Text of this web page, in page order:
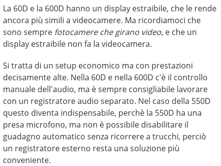
La 60D e la 600D hanno un display estraibile, che le rende
ancora più simili a videocamere. Ma ricordiamoci che
sono sempre fotocamere che girano video, e che un
display estraibile non fa la videocamera.
Si tratta di un setup economico ma con prestazioni
decisamente alte. Nella 60D e nella 600D c'è il controllo
manuale dell'audio, ma è sempre consigliabile lavorare
con un registratore audio separato. Nel caso della 550D
questo diventa indispensabile, perchè la 550D ha una
presa microfono, ma non è possibile disabilitare il
guadagno automatico senza ricorrere a trucchi, perciò
un registratore esterno resta una soluzione più
conveniente.